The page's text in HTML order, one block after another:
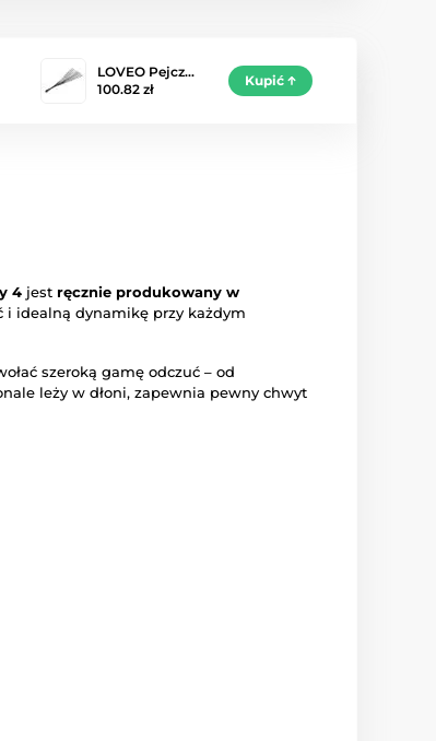
LOVEO Pejcz…
100.82 zł
Kupić
4 jest ręcznie produkowany w
i idealną dynamikę przy każdym
szeroką gamę odczuć – od
leży w dłoni, zapewnia pewny chwyt